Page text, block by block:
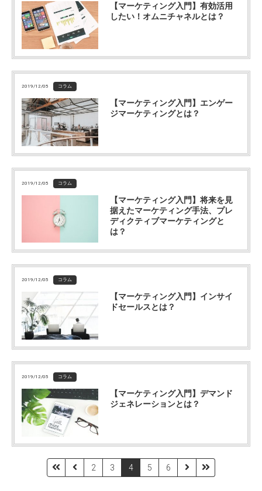
【マーケティング入門】有効活用
したい！オムニチャネルとは？
2019/12/05 コラム
【マーケティング入門】エンゲー
ジマーケティングとは？
2019/12/05 コラム
【マーケティング入門】将来を見
据えたマーケティング手法、プレ
ディクティブマーケティングと
は？
2019/12/05 コラム
【マーケティング入門】インサイ
ドセールスとは？
2019/12/05 コラム
【マーケティング入門】デマンド
ジェネレーションとは？
2 3 4 5 6